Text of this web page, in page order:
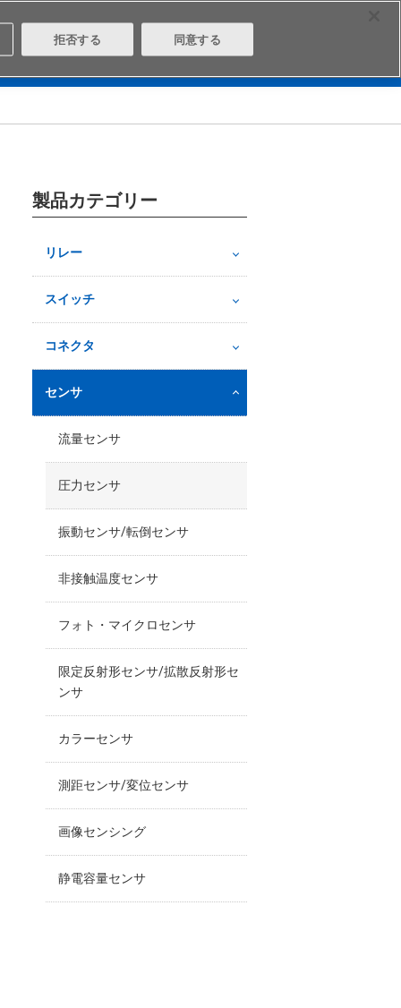
製品カテゴリー
リレー
スイッチ
コネクタ
センサ
流量センサ
圧力センサ
振動センサ/転倒センサ
非接触温度センサ
フォト・マイクロセンサ
限定反射形センサ/拡散反射形セ
ンサ
カラーセンサ
測距センサ/変位センサ
画像センシング
静電容量センサ
拒否する 同意する